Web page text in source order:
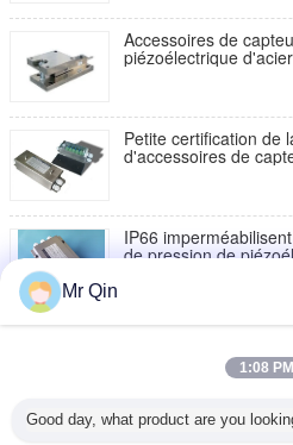
Accessoires de
piézoélectrique
Petite certification de
d'accessoires de
piézoélectrique/
IP66
de pression de
précision pour la
Load Cell Module
Mr Qin
1:08 PM
Good day, what product are you